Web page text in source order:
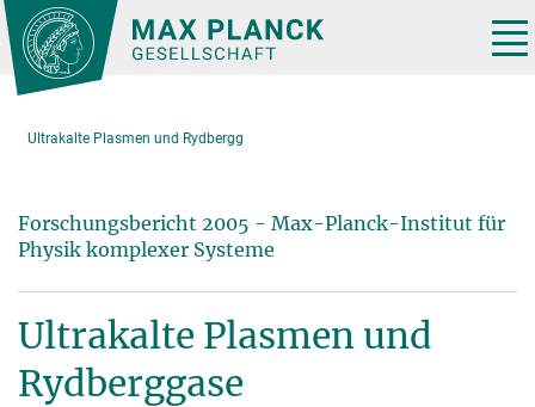
Hauptinhalt
Ultrakalte Plasmen und Rydbergg
Forschungsbericht 2005 - Max-Planck-Institut für
Physik komplexer Systeme
Ultrakalte Plasmen und
Rydberggase